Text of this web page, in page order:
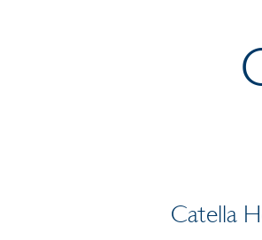
Catella